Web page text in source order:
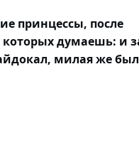
принцессы, после
которых думаешь: и
милая же